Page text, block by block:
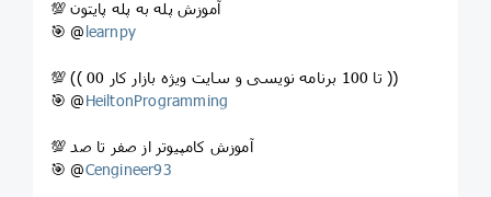
💯 آموزش پله به پله پایتون
🎯 @learnpy
💯 (( 00 تا 100 برنامه نویسی و سایت ویژه بازار کار ))
🎯 @HeiltonProgramming
💯 آموزش کامپیوتر از صفر تا صد
🎯 @Cengineer93